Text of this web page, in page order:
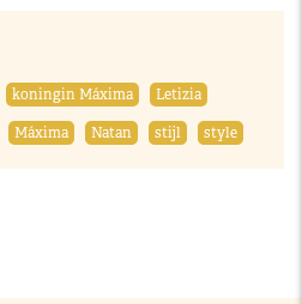
koningin Máxima
Letizia
Máxima Natan stijl style